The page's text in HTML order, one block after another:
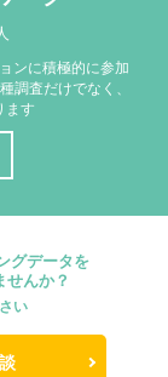
ンに積極的に参加
調査だけでなく、
ます
グデータを
せんか？
い